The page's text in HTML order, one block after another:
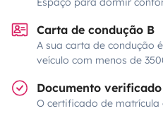
Carta de condução B
A sua carta de condução
veículo com menos de
Documento verificado
O certificado de